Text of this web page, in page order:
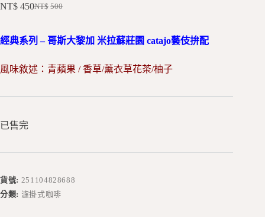
NT$ 500
NT$ 450
經典系列 – 哥斯大黎加 米拉蘇莊園 catajo藝伎拚配
風味敘述：青蘋果 / 香草/薰衣草花茶/柚子
已售完
貨號: 251104828688
分類: 濾掛式咖啡